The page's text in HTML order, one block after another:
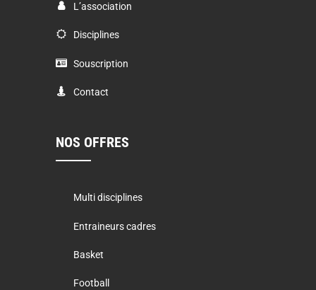
L’association
Disciplines
Souscription
Contact
NOS OFFRES
Multi disciplines
Entraineurs cadres
Basket
Football